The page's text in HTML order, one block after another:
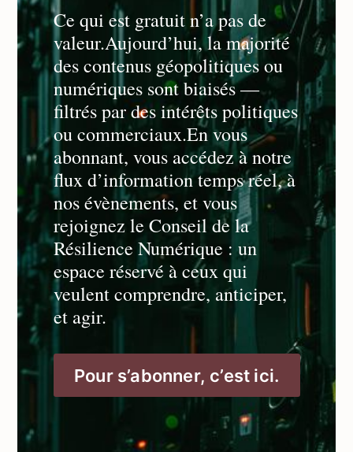
Ce qui est gratuit n’a pas de
valeur.Aujourd’hui, la majorité
des contenus géopolitiques ou
numériques sont biaisés —
filtrés par des intérêts politiques
ou commerciaux.En vous
abonnant, vous accédez à notre
flux d’information temps réel, à
nos évènements, et vous
rejoignez le Conseil de la
Résilience Numérique : un
espace réservé à ceux qui
veulent comprendre, anticiper,
et agir.
Pour s’abonner, c’est ici.